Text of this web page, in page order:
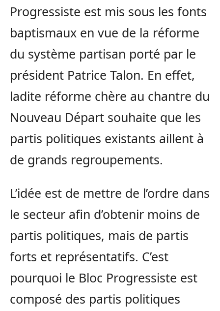
Progressiste est mis sous les fonts
baptismaux en vue de la réforme
du système partisan porté par le
président Patrice Talon. En effet,
ladite réforme chère au chantre du
Nouveau Départ souhaite que les
partis politiques existants aillent à
de grands regroupements.
L’idée est de mettre de l’ordre dans
le secteur afin d’obtenir moins de
partis politiques, mais de partis
forts et représentatifs. C’est
pourquoi le Bloc Progressiste est
composé des partis politiques